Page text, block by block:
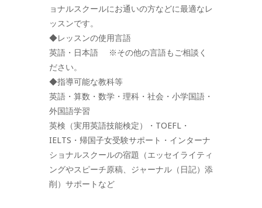
ョナルスクールにお通いの方などに最適なレ
ッスンです。
◆レッスンの使用言語
英語・日本語 ※その他の言語もご相談く
ださい。
◆指導可能な教科等
英語・算数・数学・理科・社会・小学国語・
外国語学習
英検（実用英語技能検定）・TOEFL・
IELTS・帰国子女受験サポート・インターナ
ショナルスクールの宿題（エッセイライティ
ングやスピーチ原稿、ジャーナル（日記）添
削）サポートなど